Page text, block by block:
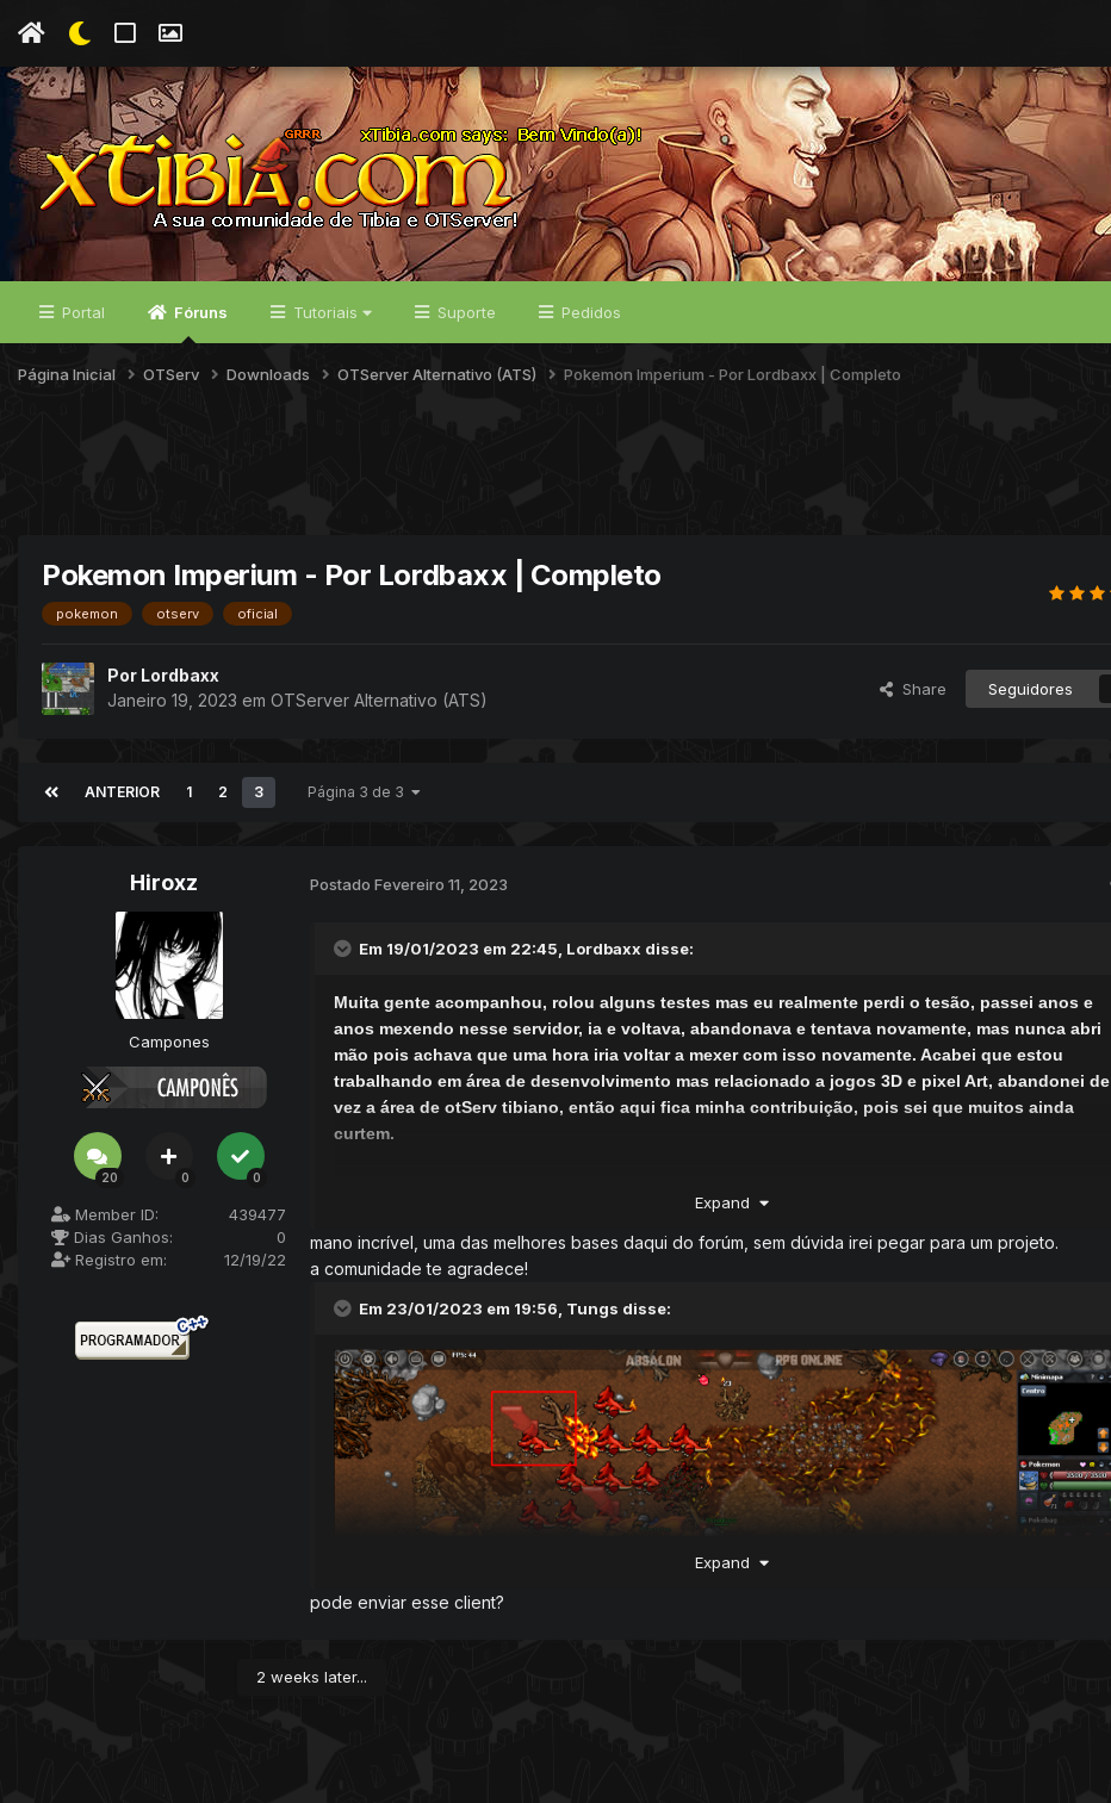
Portal Fóruns Tutoriais Suporte Pedidos
Página Inicial OTServ Downloads OTServer Alternativo (ATS) Pokemon Imperium - Por Lordbaxx | Completo
Pokemon Imperium - Por Lordbaxx | Completo
pokemon otserv oficial
Por Lordbaxx
Janeiro 19, 2023 em OTServer Alternativo (ATS)
Share Seguidores
ANTERIOR 1 2 3 Página 3 de 3
Hiroxz
Campones
20 0 0
Member ID:
439477
Dias Ganhos:
0
Registro em:
12/19/22
Postado Fevereiro 11, 2023
Em 19/01/2023 em 22:45, Lordbaxx disse:
Muita gente acompanhou, rolou alguns testes mas eu realmente perdi o tesão, passei anos e
anos mexendo nesse servidor, ia e voltava, abandonava e tentava novamente, mas nunca abri
mão pois achava que uma hora iria voltar a mexer com isso novamente. Acabei que estou
trabalhando em área de desenvolvimento mas relacionado a jogos 3D e pixel Art, abandonei de
vez a área de otServ tibiano, então aqui fica minha contribuição, pois sei que muitos ainda
curtem.
do servidor. Foram feitos muitos testes, tem sistemas incompletos e alguns já em perfeito
funcionamento... O mapa é inteiro exclusivo feito detalhe por detalhe do 0 mas lógico sem fugir
do universo Pokémon.
Servidor com muito conteúdo, e já jogável.
Ah e não se preocupem, não tem código pra derrubar o servidor ou armadilhas como certos
“nomes” da comunidades já fizeram quando postaram um server que diziam ser “contribuição”.
Abrç!
Os créditos estarão no fim.
Perfil no facebook Caso queiram ver mais fotos que talvez não tenha abaixo.
Expand
mano incrível, uma das melhores bases daqui do forúm, sem dúvida irei pegar para um projeto.
a comunidade te agradece!
Em 23/01/2023 em 19:56, Tungs disse:
Expand
pode enviar esse client?
2 weeks later...